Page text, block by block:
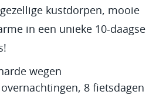
kustdorpen, mooie
in een unieke 10-daagse
wegen
overnachtingen, 8 fietsdagen